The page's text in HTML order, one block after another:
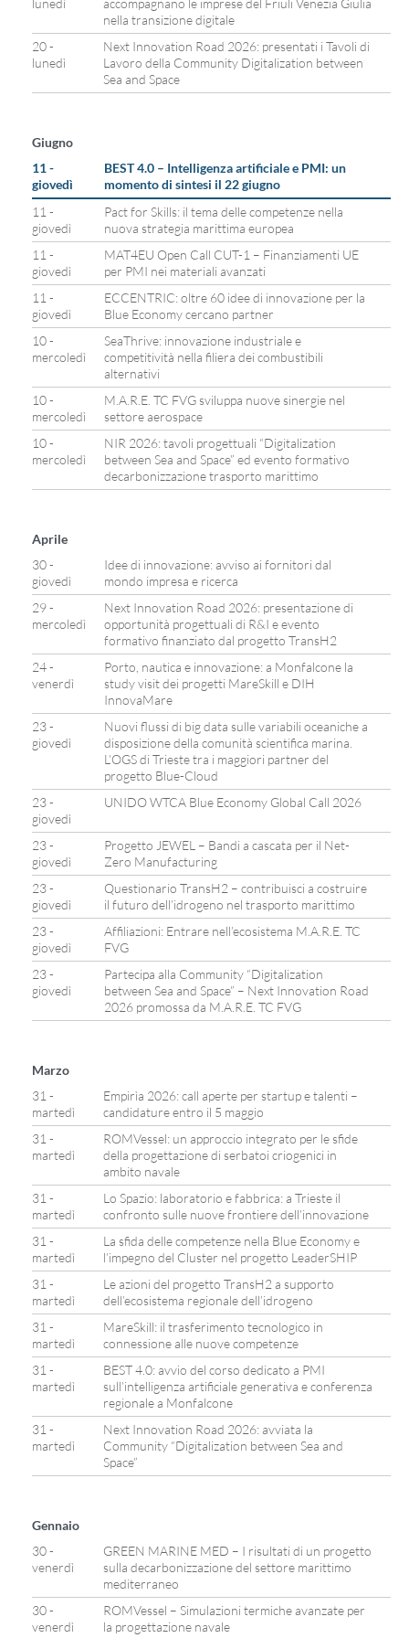
lunedì
accompagnano le imprese del Friuli Venezia Giulia
nella transizione digitale
20 -
lunedì
Next Innovation Road 2026: presentati i Tavoli di
Lavoro della Community Digitalization between
Sea and Space
Giugno
11 -
giovedì
BEST 4.0 – Intelligenza artificiale e PMI: un
momento di sintesi il 22 giugno
11 -
giovedì
Pact for Skills: il tema delle competenze nella
nuova strategia marittima europea
11 -
giovedì
MAT4EU Open Call CUT-1 – Finanziamenti UE
per PMI nei materiali avanzati
11 -
giovedì
ECCENTRIC: oltre 60 idee di innovazione per la
Blue Economy cercano partner
10 -
mercoledì
SeaThrive: innovazione industriale e
competitività nella filiera dei combustibili
alternativi
10 -
mercoledì
M.A.R.E. TC FVG sviluppa nuove sinergie nel
settore aerospace
10 -
mercoledì
NIR 2026: tavoli progettuali “Digitalization
between Sea and Space” ed evento formativo
decarbonizzazione trasporto marittimo
Aprile
30 -
giovedì
Idee di innovazione: avviso ai fornitori dal
mondo impresa e ricerca
29 -
mercoledì
Next Innovation Road 2026: presentazione di
opportunità progettuali di R&I e evento
formativo finanziato dal progetto TransH2
24 -
venerdì
Porto, nautica e innovazione: a Monfalcone la
study visit dei progetti MareSkill e DIH
InnovaMare
23 -
giovedì
Nuovi flussi di big data sulle variabili oceaniche a
disposizione della comunità scientifica marina.
L’OGS di Trieste tra i maggiori partner del
progetto Blue-Cloud
23 -
giovedì
UNIDO WTCA Blue Economy Global Call 2026
23 -
giovedì
Progetto JEWEL – Bandi a cascata per il Net-
Zero Manufacturing
23 -
giovedì
Questionario TransH2 – contribuisci a costruire
il futuro dell’idrogeno nel trasporto marittimo
23 -
giovedì
Affiliazioni: Entrare nell’ecosistema M.A.R.E. TC
FVG
23 -
giovedì
Partecipa alla Community “Digitalization
between Sea and Space” – Next Innovation Road
2026 promossa da M.A.R.E. TC FVG
Marzo
31 -
martedì
Empirìa 2026: call aperte per startup e talenti –
candidature entro il 5 maggio
31 -
martedì
ROMVessel: un approccio integrato per le sfide
della progettazione di serbatoi criogenici in
ambito navale
31 -
martedì
Lo Spazio: laboratorio e fabbrica: a Trieste il
confronto sulle nuove frontiere dell’innovazione
31 -
martedì
La sfida delle competenze nella Blue Economy e
l’impegno del Cluster nel progetto LeaderSHIP
31 -
martedì
Le azioni del progetto TransH2 a supporto
dell’ecosistema regionale dell’idrogeno
31 -
martedì
MareSkill: il trasferimento tecnologico in
connessione alle nuove competenze
31 -
martedì
BEST 4.0: avvio del corso dedicato a PMI
sull’intelligenza artificiale generativa e conferenza
regionale a Monfalcone
31 -
martedì
Next Innovation Road 2026: avviata la
Community “Digitalization between Sea and
Space”
Gennaio
30 -
venerdì
GREEN MARINE MED – I risultati di un progetto
sulla decarbonizzazione del settore marittimo
mediterraneo
30 -
venerdì
ROMVessel – Simulazioni termiche avanzate per
la progettazione navale